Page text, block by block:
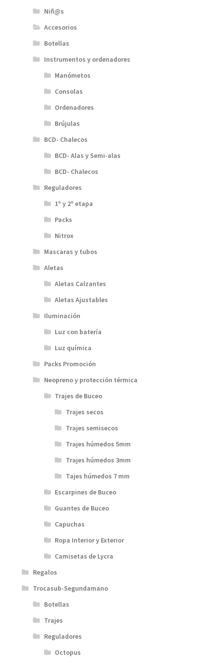
Niñ@s
Accesorios
Botellas
Instrumentos y ordenadores
Manómetos
Consolas
Ordenadores
Brújulas
BCD- Chalecos
BCD- Alas y Semi-alas
BCD- Chalecos
Reguladores
1º y 2º etapa
Packs
Nitrox
Mascaras y tubos
Aletas
Aletas Calzantes
Aletas Ajustables
Iluminación
Luz con batería
Luz química
Packs Promoción
Neopreno y protección térmica
Trajes de Buceo
Trajes secos
Trajes semisecos
Trajes húmedos 5mm
Trajes húmedos 3mm
Tajes húmedos 7 mm
Escarpines de Buceo
Guantes de Buceo
Capuchas
Ropa Interior y Exterior
Camisetas de Lycra
Regalos
Trocasub-Segundamano
Botellas
Trajes
Reguladores
Octopus